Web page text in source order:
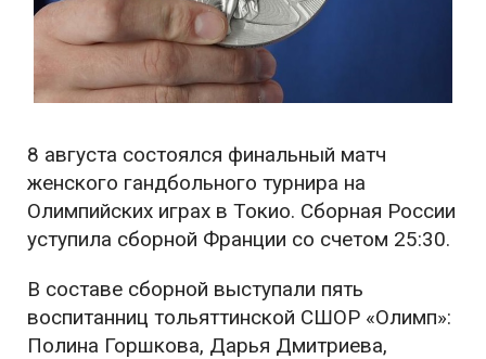
8 августа состоялся финальный матч
женского гандбольного турнира на
Олимпийских играх в Токио. Сборная России
уступила сборной Франции со счетом 25:30.
В составе сборной выступали пять
воспитанниц тольяттинской СШОР «Олимп»:
Полина Горшкова, Дарья Дмитриева,